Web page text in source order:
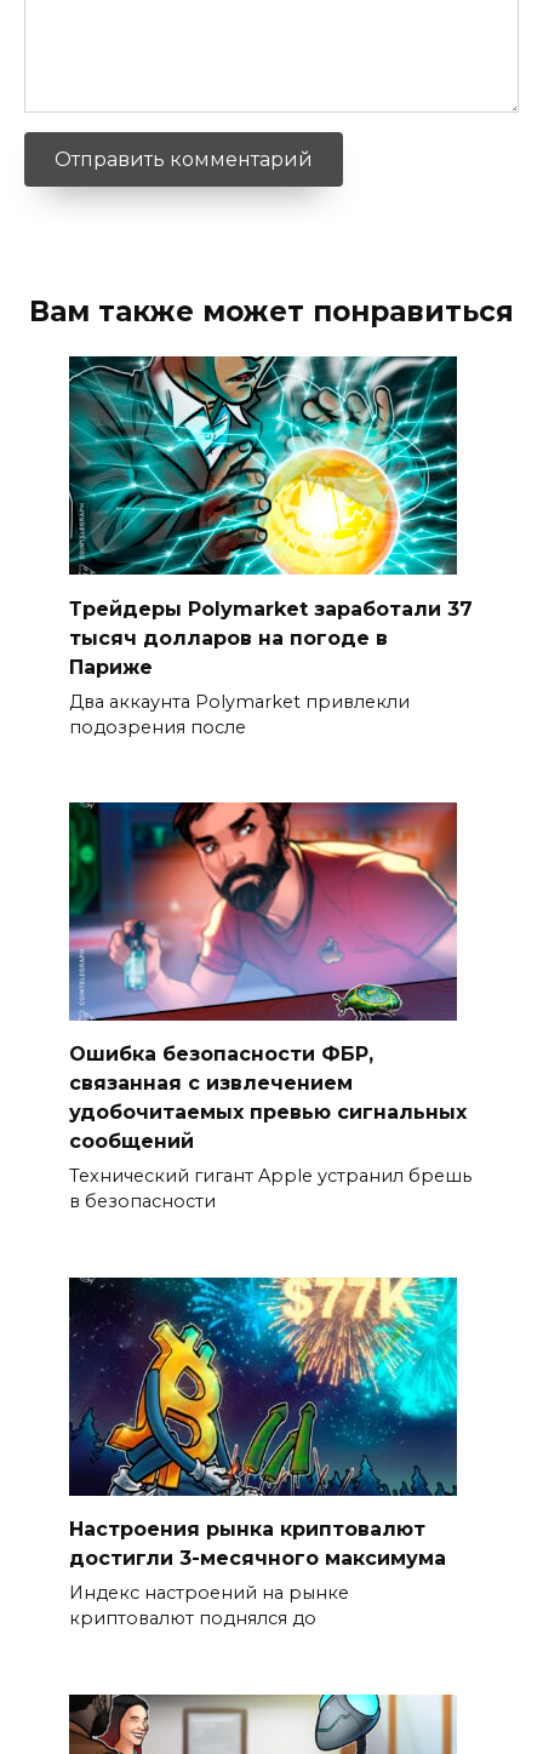
Вам также может понравиться
Трейдеры Polymarket заработали 37
тысяч долларов на погоде в
Париже
Два аккаунта Polymarket привлекли
подозрения после
Ошибка безопасности ФБР,
связанная с извлечением
удобочитаемых превью сигнальных
сообщений
Технический гигант Apple устранил брешь
в безопасности
Настроения рынка криптовалют
достигли 3-месячного максимума
Индекс настроений на рынке
криптовалют поднялся до